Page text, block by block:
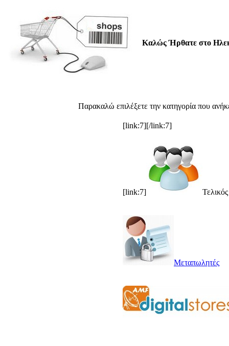
Καλώς Ήρθατε στο
Παρακαλώ επιλέξετε την κατηγορία που
[link:7][/link:7]
[link:7]
Μεταπωλητές